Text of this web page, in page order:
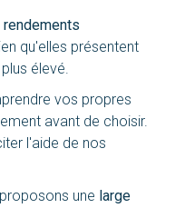
qu'elles présentent
élevé.
vos propres
avant de choisir.
l'aide de nos
une large